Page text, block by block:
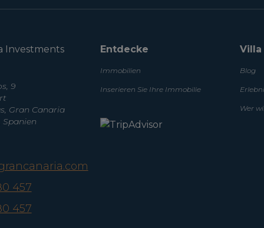
Investments
9
Gran Canaria
Spanien
457
457
Entdecke
Immobilien
Inserieren Sie Ihre Immobilie
Villa
Blog
Wer